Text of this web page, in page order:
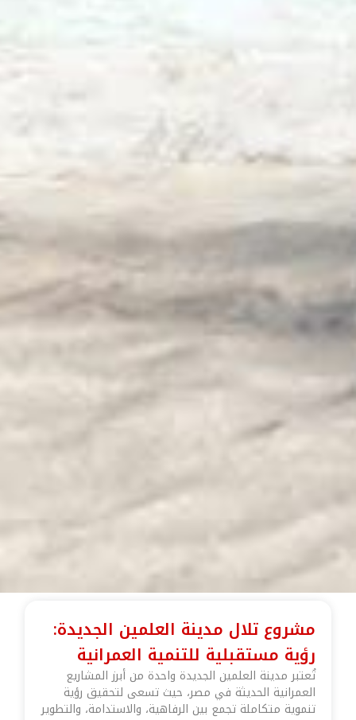
مشروع تلال مدينة العلمين الجديدة:
رؤية مستقبلية للتنمية العمرانية
تُعتبر مدينة العلمين الجديدة واحدة من أبرز المشاريع
العمرانية الحديثة في مصر، حيث تسعى لتحقيق رؤية
تنموية متكاملة تجمع بين الرفاهية، والاستدامة، والتطوير